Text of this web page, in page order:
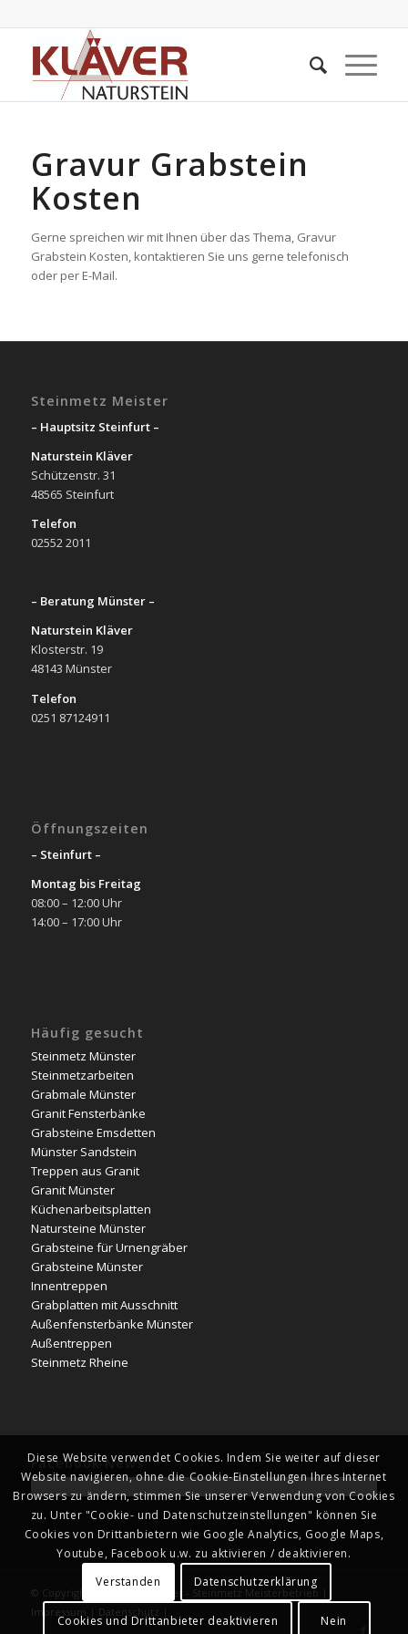
Gravur Grabstein
Kosten
Gerne spreichen wir mit Ihnen über das Thema, Gravur
Grabstein Kosten, kontaktieren Sie uns gerne telefonisch
oder per E-Mail.
Steinmetz Meister
– Hauptsitz Steinfurt –
Naturstein Kläver
Schützenstr. 31
48565 Steinfurt
Telefon
02552 2011
– Beratung Münster –
Naturstein Kläver
Klosterstr. 19
48143 Münster
Telefon
0251 87124911
Öffnungszeiten
– Steinfurt –
Montag bis Freitag
08:00 – 12:00 Uhr
14:00 – 17:00 Uhr
Häufig gesucht
Steinmetz Münster
Steinmetzarbeiten
Grabmale Münster
Granit Fensterbänke
Grabsteine Emsdetten
Münster Sandstein
Treppen aus Granit
Granit Münster
Küchenarbeitsplatten
Natursteine Münster
Grabsteine für Urnengräber
Grabsteine Münster
Innentreppen
Grabplatten mit Ausschnitt
Außenfensterbänke Münster
Außentreppen
Steinmetz Rheine
Facebook News
© Copyright - Naturstein Kläver - Steinmetz Meisterbetrieb |
Impressum | Datenschutz |
Diese Website verwendet Cookies. Indem Sie weiter auf dieser
Website navigieren, ohne die Cookie-Einstellungen Ihres Internet
Browsers zu ändern, stimmen Sie unserer Verwendung von Cookies
zu. Unter "Cookie- und Datenschutzeinstellungen" können Sie
Cookies von Drittanbietern wie Google Analytics, Google Maps,
Youtube, Facebook u.w. zu aktivieren / deaktivieren.
Verstanden
Datenschutzerklärung
Cookies und Drittanbieter deaktivieren Nein